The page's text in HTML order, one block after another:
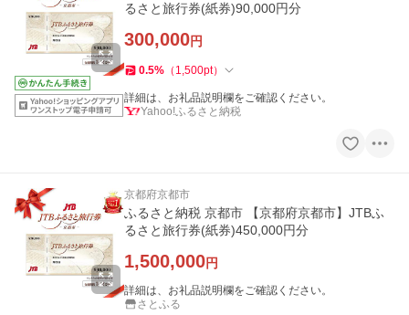
るさと旅行券(紙券)90,000円分
300,000円
0.5% （ 1,500pt）
詳細は、お礼品説明欄をご確認ください。
Yahoo!ふるさと納税
京都府京都市
ふるさと納税 京都市 【京都府京都市】JTBふ
るさと旅行券(紙券)450,000円分
1,500,000円
詳細は、お礼品説明欄をご確認ください。
さとふる